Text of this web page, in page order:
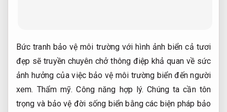
Bức tranh bảo vệ môi trường với hình ảnh biển cả tươi
đẹp sẽ truyền chuyên chở thông điệp khả quan về sức
ảnh hưởng của việc bảo vệ môi trường biển đến người
xem. Thẩm mỹ. Công năng hợp lý. Chúng ta cần tôn
trọng và bảo vệ đời sống biển bằng các biện pháp bảo